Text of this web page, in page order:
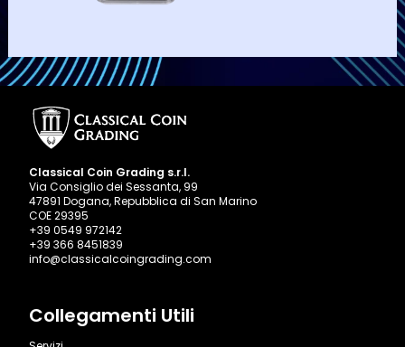
Classical Coin Grading s.r.l.
Via Consiglio dei Sessanta, 99
47891 Dogana, Repubblica di San Marino
COE 29395
+39 0549 972142
+39 366 8451839
info@classicalcoingrading.com
Collegamenti Utili